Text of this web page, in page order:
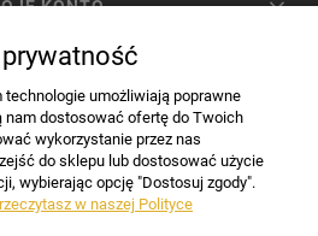
KONTO
umożliwiają poprawne
nam dostosować ofertę do Twoich
wykorzystanie przez nas
do sklepu lub dostosować użycie
wybierając opcję "Dostosuj zgody".
w naszej Polityce